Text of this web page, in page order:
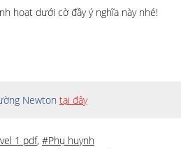
hoạt dưới cờ đầy ý nghĩa này nhé!
Newton tại đây
1 pdf, #Phụ huynh